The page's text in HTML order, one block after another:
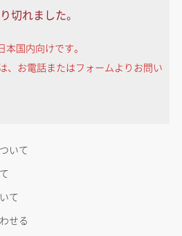
切れました。
国内向けです。
、お電話またはフォームよりお問い
いて
て
せる